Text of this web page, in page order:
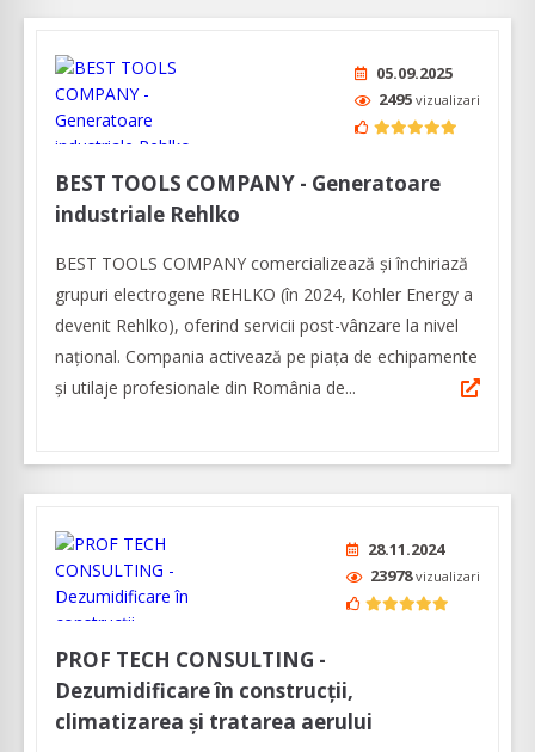
05.09.2025
2495 vizualizari
BEST TOOLS COMPANY - Generatoare
industriale Rehlko
BEST TOOLS COMPANY comercializează și închiriază
grupuri electrogene REHLKO (în 2024, Kohler Energy a
devenit Rehlko), oferind servicii post-vânzare la nivel
național. Compania activează pe piața de echipamente
și utilaje profesionale din România de...
28.11.2024
23978vizualizari
PROF TECH CONSULTING -
Dezumidificare în construcții,
climatizarea și tratarea aerului